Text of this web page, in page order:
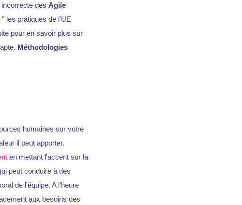
des Agile
les pratiques de l'UE
pour en savoir plus sur
Méthodologies
humaines sur votre
il peut apporter.
en mettant l'accent sur la
peut conduire à des
de l'équipe. A l'heure
aux besoins des